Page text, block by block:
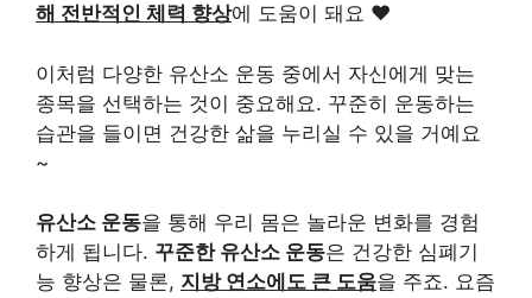
해 전반적인 체력 향상에 도움이 돼요 ♥
이처럼 다양한 유산소 운동 중에서 자신에게 맞는
종목을 선택하는 것이 중요해요. 꾸준히 운동하는
습관을 들이면 건강한 삶을 누리실 수 있을 거예요
~
유산소 운동을 통해 우리 몸은 놀라운 변화를 경험
하게 됩니다. 꾸준한 유산소 운동은 건강한 심폐기
능 향상은 물론, 지방 연소에도 큰 도움을 주죠. 요즘